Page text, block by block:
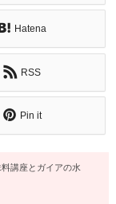
Hatena
RSS
Pin it
講座とガイアの水